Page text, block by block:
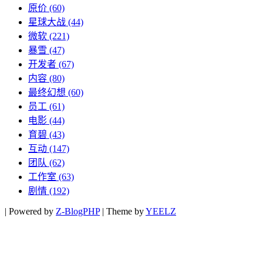
原价 (60)
星球大战 (44)
微软 (221)
暴雪 (47)
开发者 (67)
内容 (80)
最终幻想 (60)
员工 (61)
电影 (44)
育碧 (43)
互动 (147)
团队 (62)
工作室 (63)
剧情 (192)
| Powered by Z-BlogPHP | Theme byYEELZ